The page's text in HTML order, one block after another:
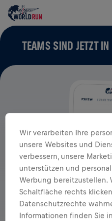
TEAMS SIND JETZT
Wir verarbeiten Ihre
unsere Websites und
verbessern, unsere
unterstützen und
Werbung bereitzustellen.
Schaltfläche rechts
Datenschutzrechte
Informationen finden Sie